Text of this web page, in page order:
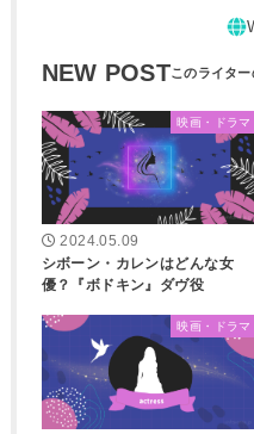
NEW POST
映画・ドラマ
2024.05.09
シボーン・カレンはどんな女
優？『ボドキン』ダヴ役
映画・ドラマ